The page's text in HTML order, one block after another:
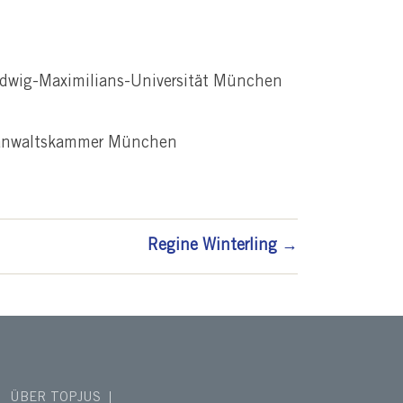
Maximilians-Universität München
München
→
Regine Winterling
ÜBER TOPJUS